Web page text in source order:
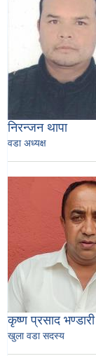
निरन्जन थापा
वडा अध्यक्ष
कृष्ण प्रसाद भण्डारी
खुला वडा सदस्य